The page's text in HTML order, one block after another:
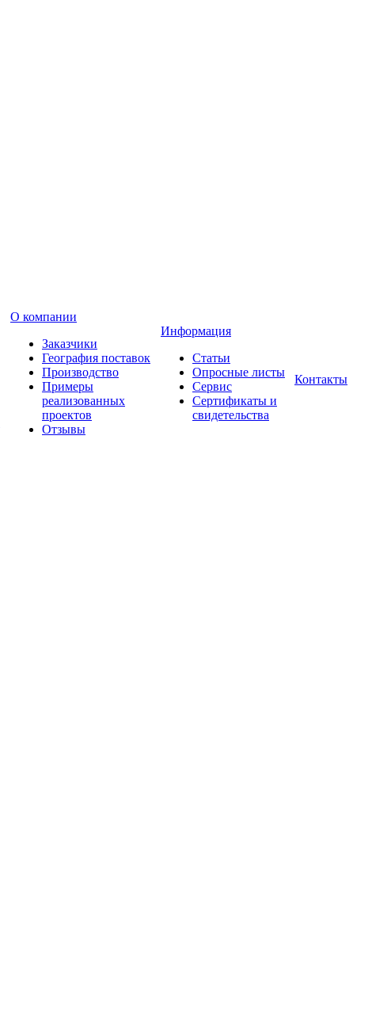
О компании
Заказчики
География поставок
Производство
Примеры
реализованных
проектов
Отзывы
Информация
Статьи
Опросные листы
Сервис
Сертификаты и
свидетельства
Контакты